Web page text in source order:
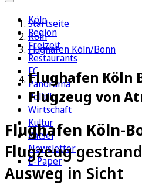
Köln
Region
Freizeit
Restaurants
FC
Panorama
Politik
Wirtschaft
Kultur
Rätsel
Newsletter
E-Paper
Startseite
Köln
Flughafen Köln/Bonn
Flughafen Köln
Flugzeug von
Flughafen Köln-
Flugzeug
Ausweg in Sicht